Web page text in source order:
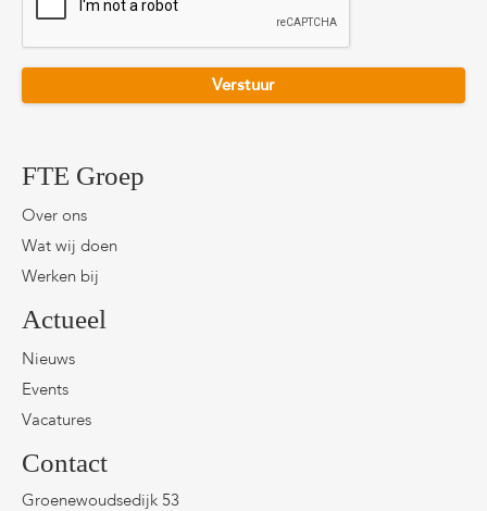
FTE Groep
Over ons
Wat wij doen
Werken bij
Actueel
Nieuws
Events
Vacatures
Contact
Groenewoudsedijk 53